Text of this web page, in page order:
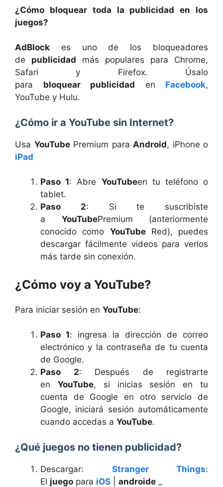
¿Cómo bloquear toda la publicidad en los
juegos?
AdBlock es uno de los bloqueadores
de publicidad más populares para Chrome,
Safari y Firefox. Úsalo
para bloquear publicidad en Facebook,
YouTube y Hulu.
¿Cómo ir a YouTube sin Internet?
Usa YouTubePremium para Android, iPhone o
iPad
Paso 1: Abre YouTubeen tu teléfono o
tablet.
Paso 2: Si te suscribiste
a YouTubePremium (anteriormente
conocido como YouTubeRed), puedes
descargar fácilmente videos para verlos
más tarde sin conexión.
¿Cómo voy a YouTube?
Para iniciar sesión en YouTube:
Paso 1: ingresa la dirección de correo
electrónico y la contraseña de tu cuenta
de Google.
Paso 2: Después de registrarte
en YouTube, si inicias sesión en tu
cuenta de Google en otro servicio de
Google, iniciará sesión automáticamente
cuando accedas a YouTube.
¿Qué juegos no tienen publicidad?
Descargar: Stranger Things:
El juego para iOS androide